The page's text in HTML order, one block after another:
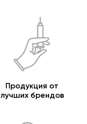
Продукция от
лучших брендов